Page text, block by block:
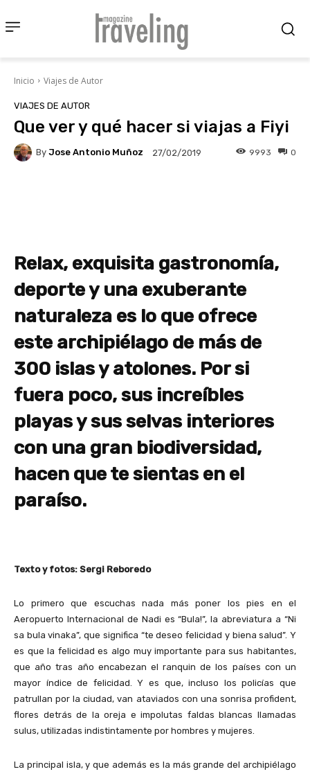
Inicio Viajes de Autor
VIAJES DE AUTOR
Que ver y qué hacer si viajas a Fiyi
By Jose Antonio Muñoz 27/02/2019 0
9993
Relax, exquisita gastronomía,
deporte y una exuberante
naturaleza es lo que ofrece
este archipiélago de más de
300 islas y atolones. Por si
fuera poco, sus increíbles
playas y sus selvas interiores
con una gran biodiversidad,
hacen que te sientas en el
paraíso.
Texto y fotos: Sergi Reboredo
Lo primero que escuchas nada más poner los pies en el
Aeropuerto Internacional de Nadi es “Bula!”, la abreviatura a “Ni
sa bula vinaka”, que significa “te deseo felicidad y biena salud”. Y
es que la felicidad es algo muy importante para sus habitantes,
que año tras año encabezan el ranquin de los países con un
mayor índice de felicidad. Y es que, incluso los policías que
patrullan por la ciudad, van ataviados con una sonrisa profident,
flores detrás de la oreja e impolutas faldas blancas llamadas
sulus, utilizadas indistintamente por hombres y mujeres.
La principal isla, y que además es la más grande del archipiélago